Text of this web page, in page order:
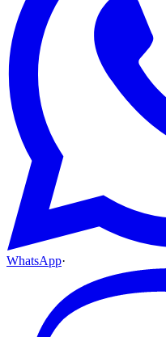
WhatsApp·